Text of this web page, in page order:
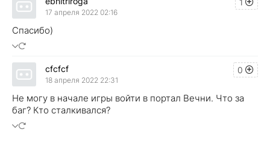
17 апреля 2022 02:16
Спасибо)
0
cfcfcf
18 апреля 2022 22:31
Не могу в начале игры войти в портал Вечни. Что за
баг? Кто сталкивался?